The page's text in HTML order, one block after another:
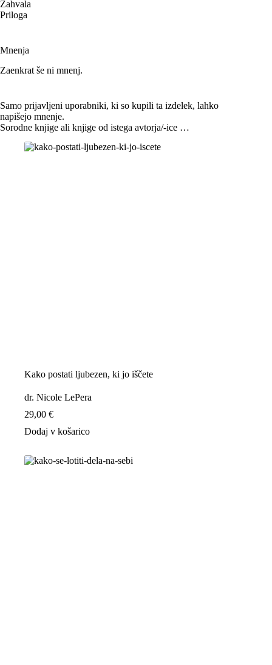
Zahvala
Priloga
Mnenja
Zaenkrat še ni mnenj.
Samo prijavljeni uporabniki, ki so kupili ta izdelek, lahko
napišejo mnenje.
Sorodne knjige ali knjige od istega avtorja/-ice …
Kako postati ljubezen, ki jo iščete
dr. Nicole LePera
29,00 €
Dodaj v košarico